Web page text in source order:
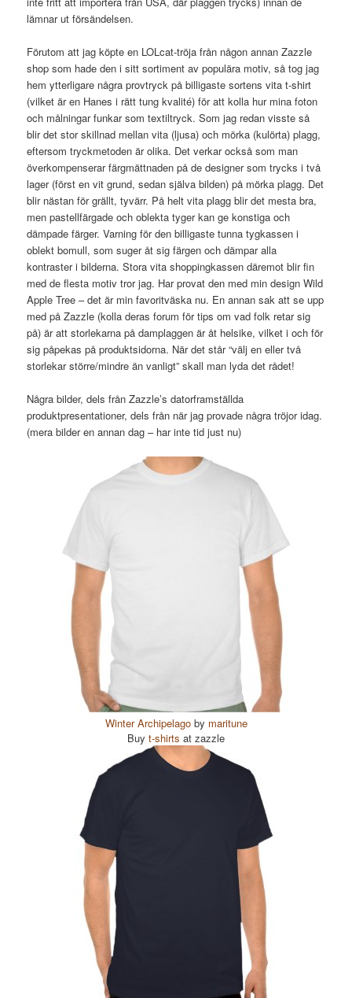
lämnar ut försändelsen.
Förutom att jag köpte en LOLcat-tröja från någon annan Zazzle
shop som hade den i sitt sortiment av populära motiv, så tog jag
hem ytterligare några provtryck på billigaste sortens vita t-shirt
(vilket är en Hanes i rätt tung kvalité) för att kolla hur mina foton
och målningar funkar som textiltryck. Som jag redan visste så
blir det stor skillnad mellan vita (ljusa) och mörka (kulörta) plagg,
eftersom tryckmetoden är olika. Det verkar också som man
överkompenserar färgmättnaden på de designer som trycks i två
lager (först en vit grund, sedan själva bilden) på mörka plagg. Det
blir nästan för grällt, tyvärr. På helt vita plagg blir det mesta bra,
men pastellfärgade och oblekta tyger kan ge konstiga och
dämpade färger. Varning för den billigaste tunna tygkassen i
oblekt bomull, som suger åt sig färgen och dämpar alla
kontraster i bilderna. Stora vita shoppingkassen däremot blir fin
med de flesta motiv tror jag. Har provat den med min design Wild
Apple Tree – det är min favoritväska nu. En annan sak att se upp
med på Zazzle (kolla deras forum för tips om vad folk retar sig
på) är att storlekarna på damplaggen är åt helsike, vilket i och för
sig påpekas på produktsidorna. När det står “välj en eller två
storlekar större/mindre än vanligt” skall man lyda det rådet!
Några bilder, dels från Zazzle’s datorframställda
produktpresentationer, dels från när jag provade några tröjor idag.
(mera bilder en annan dag – har inte tid just nu)
Winter Archipelagoby maritune
Buy t-shirts at zazzle